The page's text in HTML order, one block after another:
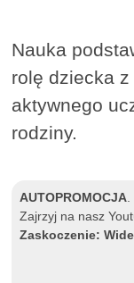
Nauka
rolę dziecka
aktywnego
rodziny.
AUTOPROMOCJA.
Zajrzyj na nasz
Zaskoczenie: